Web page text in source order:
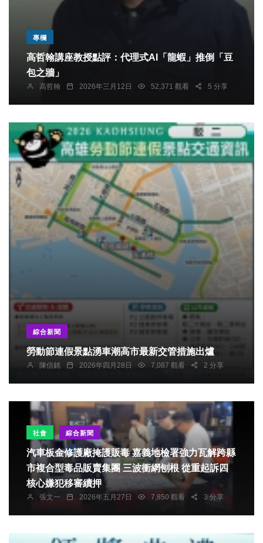
專欄
高哲翰講座教授點評：代理式AI「龍蝦」推倒「豆
包之牆」
高哲翰 2026年三月12日 52,371 觀看 5 分享
綜合新聞
勞動節連假景點湧車潮高市最新交管措施出爐
陳信銘 2026年四月28日 7,087 觀看 2 分享
社會 綜合新聞
汽車板金修護廠掩護販毒 嘉義地檢署強力瓦解跨縣
市複合型毒品販賣集團 三波衝網刨根 從重起訴四
核心嫌犯移審續押
張文一 2026年五月27日 7,850 觀看 3 分享